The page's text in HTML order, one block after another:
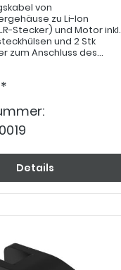
von
zu Li-Ion
Stecker) und Motor inkl.
und 2 Stk
zum Anschluss des
Details